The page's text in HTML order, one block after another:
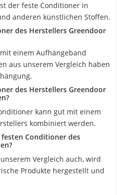
der feste Conditioner in
anderen künstlichen Stoffen.
des Herstellers Greendoor
einem Aufhängeband
aus unserem Vergleich haben
des Herstellers Greendoor
kann gut mit einem
kombiniert werden.
Conditioner des
Vergleich auch, wird
Produkte hergestellt und